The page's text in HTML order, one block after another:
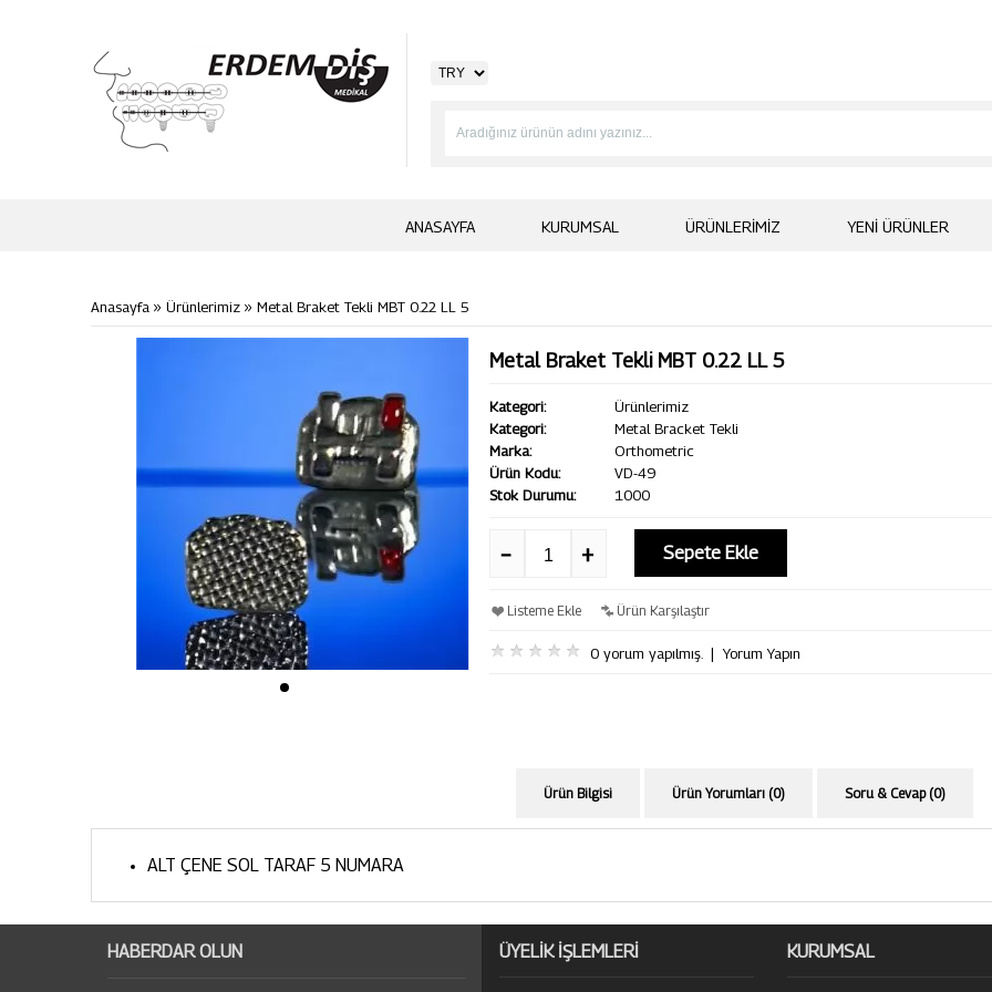
ANASAYFA KURUMSAL ÜRÜNLERIMIZ YENI ÜRÜNLER
Anasayfa » Ürünlerimiz » Metal Braket Tekli MBT 0.22 LL 5
Metal Braket Tekli MBT 0.22 LL 5
Kategori:
Ürünlerimiz
Kategori:
Metal Bracket Tekli
Marka:
Orthometric
Ürün Kodu:
VD-49
Stok Durumu:
1000
Sepete Ekle
Listeme Ekle Ürün Karşılaştır
0 yorum yapılmış. |Yorum Yapın
Ürün Bilgisi Ürün Yorumları (0) Soru & Cevap (0)
ALT ÇENE SOL TARAF 5 NUMARA
HABERDAR OLUN ÜYELİK İŞLEMLERİ KURUMSAL